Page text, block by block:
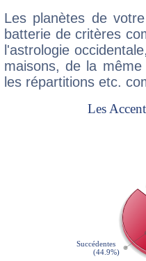
Les planètes de
batterie de critères
l'astrologie
maisons, de la
les répartitions etc.